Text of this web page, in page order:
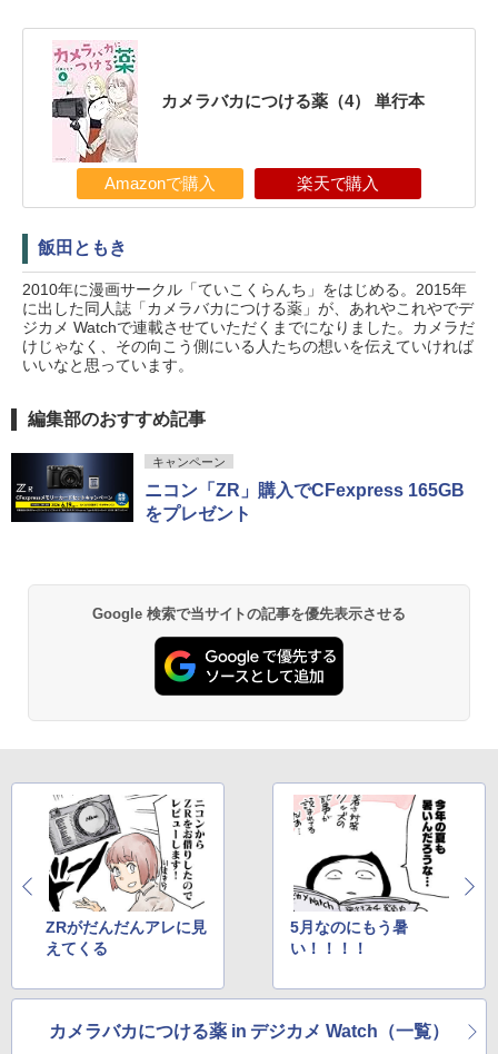
カメラバカにつける薬（4） 単行本
Amazonで購入 楽天で購入
飯田ともき
2010年に漫画サークル「ていこくらんち」をはじめる。2015年
に出した同人誌「カメラバカにつける薬」が、あれやこれやでデ
ジカメ Watchで連載させていただくまでになりました。カメラだ
けじゃなく、その向こう側にいる人たちの想いを伝えていければ
いいなと思っています。
編集部のおすすめ記事
キャンペーン
ニコン「ZR」購入でCFexpress 165GB
をプレゼント
Google 検索で当サイトの記事を優先表示させる
ZRがだんだんアレに見
えてくる
5月なのにもう暑
い！！！！
カメラバカにつける薬 in デジカメ Watch（一覧）